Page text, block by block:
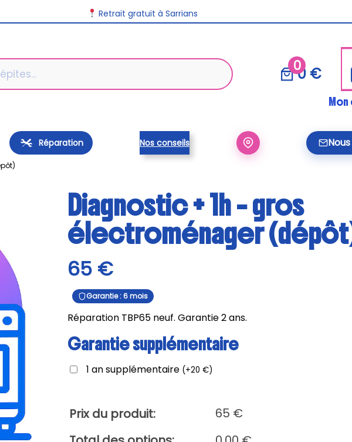
Retrait gratuit à Sarrians
00 €
Réparation Nos conseils
Diagnostic + 1h – gros
électroménager
65 €
Garantie : 6 mois
Réparation TBP65 neuf. Garantie 2 ans.
Garantie supplémentaire
1 an supplémentaire (+20 €)
Prix du produit: 65 €